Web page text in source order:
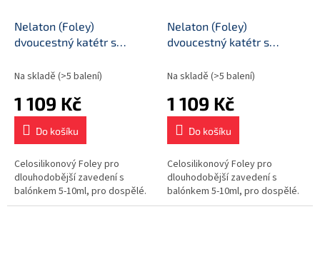
Nelaton (Foley)
dvoucestný katétr s
10ks
Na skladě (>5 balení)
1 109 Kč
Do košíku
Celosilikonový Foley pro
dlouhodobější zavedení s
balónkem 5-10ml, pro dospělé.
Nelaton (Foley)
dvoucestný katétr s
Na skladě (>5 balení)
1 109 Kč
Do košíku
Celosilikonový Foley pro
dlouhodobější zavedení s
balónkem 5-10ml, pro dospělé.